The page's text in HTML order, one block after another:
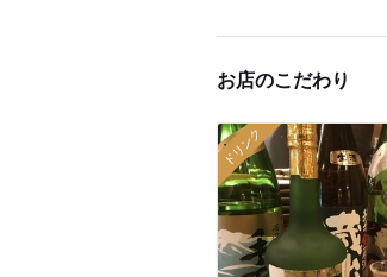
お店のこだわり
ドリンク